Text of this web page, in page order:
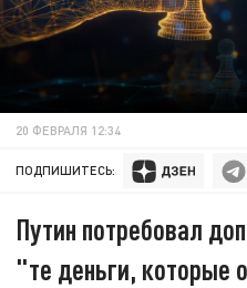
20 ФЕВРАЛЯ 12:34
ПОДПИШИТЕСЬ:
Путин потребовал
"те деньги, которые